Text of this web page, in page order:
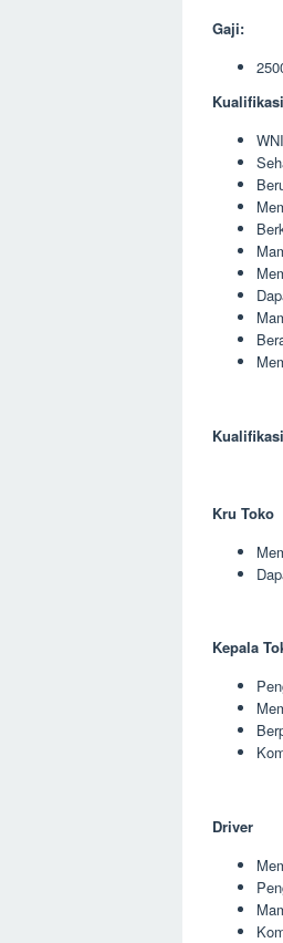
Gaji:
WNI
Kru Toko
Kepala
Driver